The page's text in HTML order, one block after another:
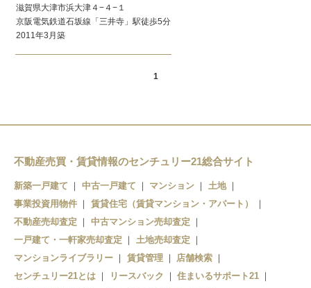
滋賀県大津市浜大津４−４−１
京阪電気鉄道石坂線 「三井寺」駅徒歩5分
2011年3月 築
1
不動産売買・賃貸情報のセンチュリー21総合サイト
新築一戸建て 中古一戸建て マンション
土地
事業投資用物件
賃貸住宅（賃貸マンション・アパート）
不動産売却査定
中古マンション売却査定
一戸建て・一軒家売却査定
土地売却査定
マンションライブラリー
賃貸管理
店舗検索
センチュリー21とは
リースバック
住まいるサポート21